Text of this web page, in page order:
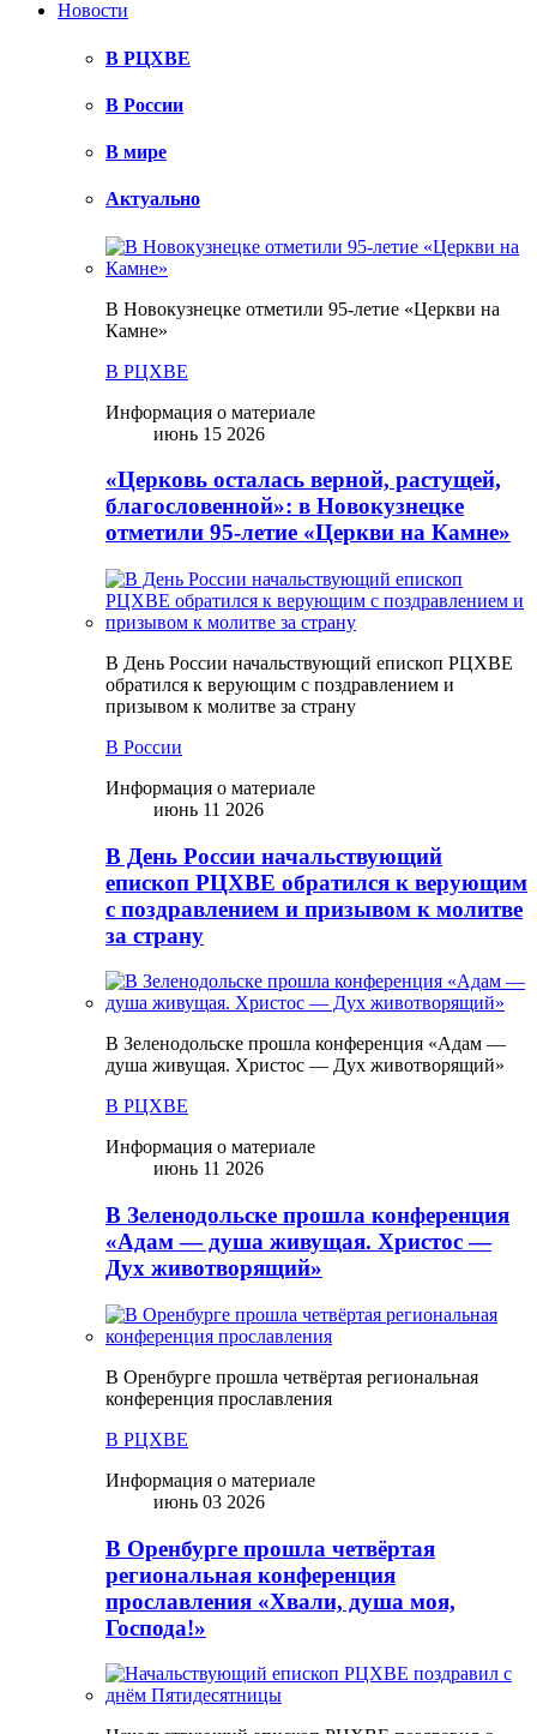
Новости
В РЦХВЕ
В России
В мире
Актуально
В Новокузнецке отметили 95-летие «Церкви на
Камне»
В РЦХВЕ
Информация о материале
июнь 15 2026
«Церковь осталась верной, растущей,
благословенной»: в Новокузнецке
отметили 95-летие «Церкви на Камне»
В День России начальствующий епископ РЦХВЕ
обратился к верующим с поздравлением и
призывом к молитве за страну
В России
Информация о материале
июнь 11 2026
В День России начальствующий
епископ РЦХВЕ обратился к верующим
с поздравлением и призывом к молитве
за страну
В Зеленодольске прошла конференция «Адам —
душа живущая. Христос — Дух животворящий»
В РЦХВЕ
Информация о материале
июнь 11 2026
В Зеленодольске прошла конференция
«Адам — душа живущая. Христос —
Дух животворящий»
В Оренбурге прошла четвёртая региональная
конференция прославления
В РЦХВЕ
Информация о материале
июнь 03 2026
В Оренбурге прошла четвёртая
региональная конференция
прославления «Хвали, душа моя,
Господа!»